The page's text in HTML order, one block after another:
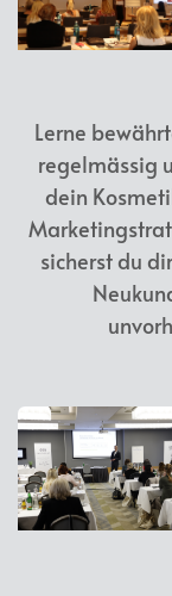
Lerne
regelmässig
dein
sicherst du